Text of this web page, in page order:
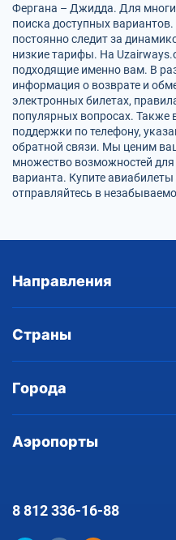
Фергана – Джидда. Для
поиска доступных
постоянно следит за
низкие тарифы. На
подходящие именно вам. В
информация о возврате и
электронных билетах,
популярных вопросах. Также
поддержки по телефону,
обратной связи. Мы ценим
множество возможностей
варианта. Купите
отправляйтесь в
Направления
Страны
Города
Аэропорты
8 812336-16-88